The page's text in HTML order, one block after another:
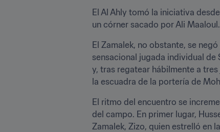
El Al Ahly tomó la iniciativa
un córner sacado por Ali Maaloul.
El Zamalek, no obstante, se
sensacional jugada individual de
y, tras regatear hábilmente a
la escuadra de la portería de
El ritmo del encuentro se
del campo. En primer lugar,
Zamalek, Zizo, quien estrelló en